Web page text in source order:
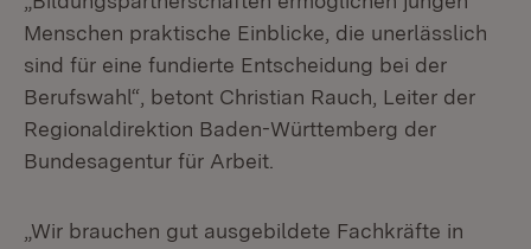
Menschen praktische Einblicke, die unerlässlich
sind für eine fundierte Entscheidung bei der
Berufswahl“, betont Christian Rauch, Leiter der
Regionaldirektion Baden-Württemberg der
Bundesagentur für Arbeit.
„Wir brauchen gut ausgebildete Fachkräfte in